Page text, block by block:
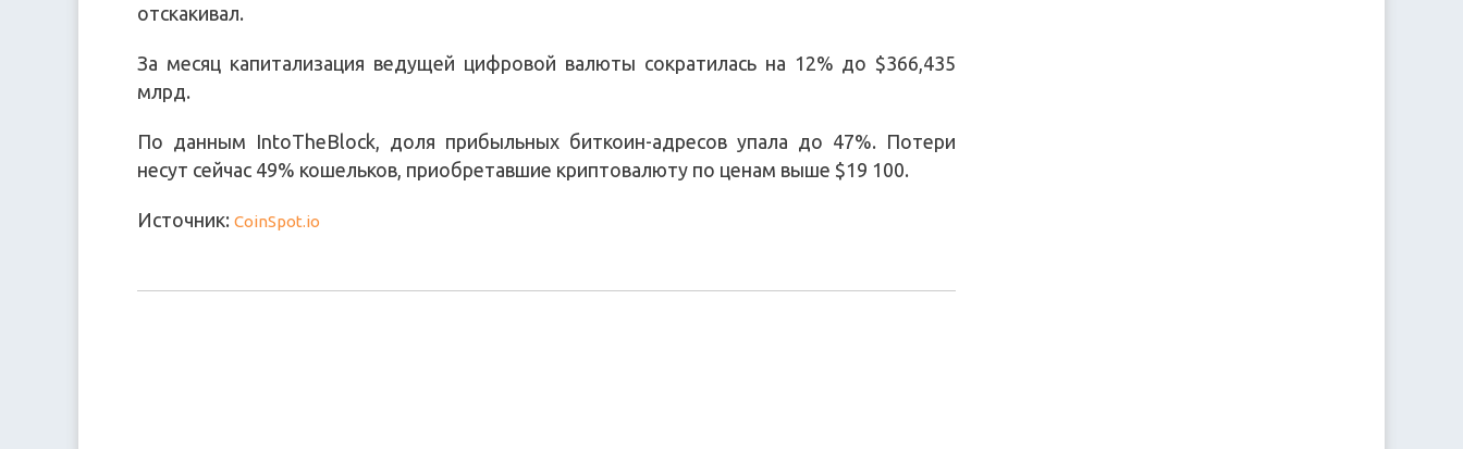
отскакивал.
За месяц капитализация ведущей цифровой валюты сократилась на 12% до $366,435
млрд.
По данным IntoTheBlock, доля прибыльных биткоин-адресов упала до 47%. Потери
несут сейчас 49% кошельков, приобретавшие криптовалюту по ценам выше $19 100.
Источник: CoinSpot.io